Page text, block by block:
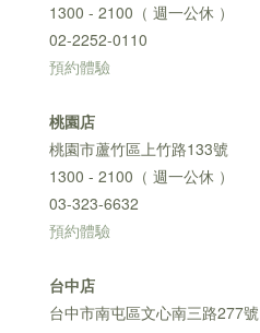
1300 - 2100（ 週一公休 ）
02-2252-0110
預約體驗
桃園店
桃園市蘆竹區上竹路133號
1300 - 2100（ 週一公休 ）
03-323-6632
預約體驗
台中店
台中市南屯區文心南三路277號